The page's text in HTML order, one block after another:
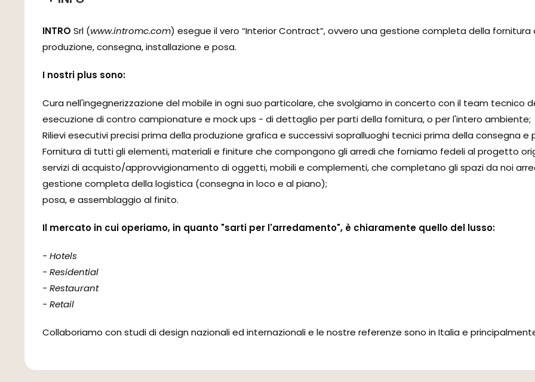
INTRO Srl (www.intromc.com) esegue il vero “Interior Contract”, ovvero una gestione completa della fornitura
produzione, consegna, installazione e posa.
I nostri plus sono:
Cura nell'ingegnerizzazione del mobile in ogni suo particolare, che svolgiamo in concerto con il team
esecuzione di contro campionature e mock ups - di dettaglio per parti della fornitura, o per l'intero ambiente;
Rilievi esecutivi precisi prima della produzione grafica e successivi sopralluoghi tecnici prima della consegna e
Fornitura di tutti gli elementi, materiali e finiture che compongono gli arredi che forniamo fedeli al progetto
servizi di acquisto/approvvigionamento di oggetti, mobili e complementi, che completano gli spazi da noi
gestione completa della logistica (consegna in loco e al piano);
posa, e assemblaggio al finito.
Il mercato in cui operiamo, in quanto "sarti per l'arredamento", è chiaramente quello del lusso:
- Hotels
- Residential
- Restaurant
- Retail
Collaboriamo con studi di design nazionali ed internazionali e le nostre referenze sono in Italia e